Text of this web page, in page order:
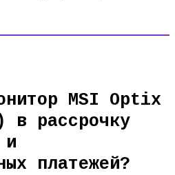
MSI Optix
в рассрочку
и
платежей?